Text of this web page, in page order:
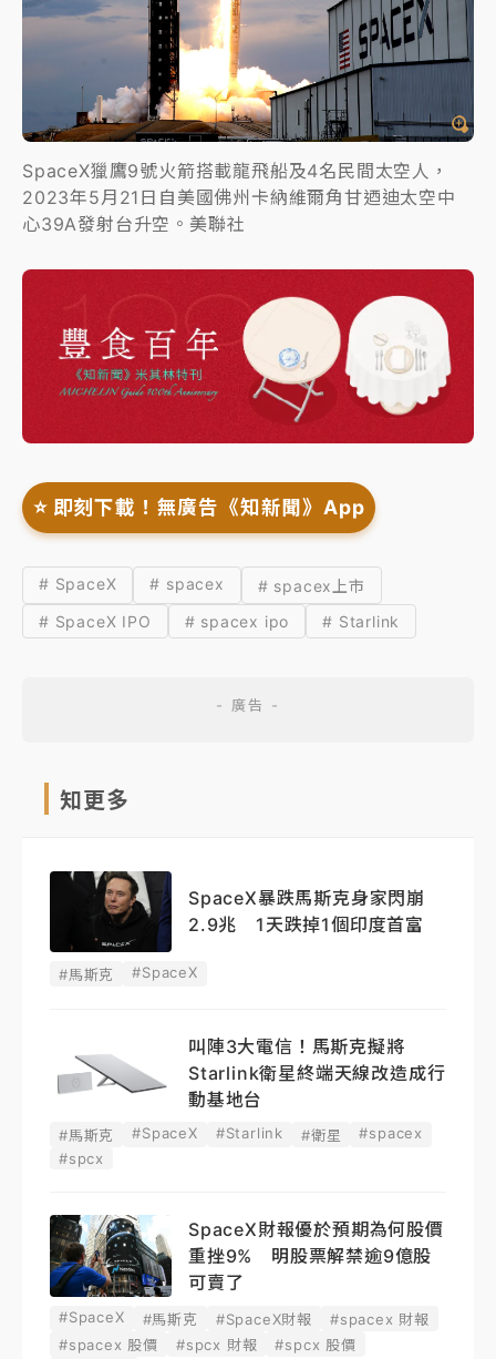
SpaceX獵鷹9號火箭搭載龍飛船及4名民間太空人，
2023年5月21日自美國佛州卡納維爾角甘迺迪太空中
心39A發射台升空。美聯社
⭐️ 即刻下載！無廣告《知新聞》App
# SpaceX # spacex
# spacex上市
# SpaceX IPO
# spacex ipo # Starlink
知更多
SpaceX暴跌馬斯克身家閃崩
2.9兆 1天跌掉1個印度首富
#馬斯克 #SpaceX
叫陣3大電信！馬斯克擬將
Starlink衛星終端天線改造成行
動基地台
#馬斯克 #SpaceX #Starlink #衛星
#spacex
#spcx
SpaceX財報優於預期為何股價
重挫9% 明股票解禁逾9億股
可賣了
#SpaceX #馬斯克 #SpaceX財報
#spacex 財報
#spacex 股價
#spcx 財報
#spcx 股價